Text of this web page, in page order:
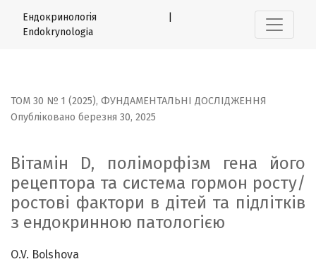
Вітамін D, поліморфізм гена його рецептора та
Ендокринологія |
Endokrynologia
ТОМ 30 № 1 (2025), ФУНДАМЕНТАЛЬНІ ДОСЛІДЖЕННЯ
Вітамін D, поліморфізм гена його
рецептора та система гормон росту/
ростові фактори в дітей та підлітків
з ендокринною патологією
Опубліковано березня 30, 2025
O.V. Bolshova